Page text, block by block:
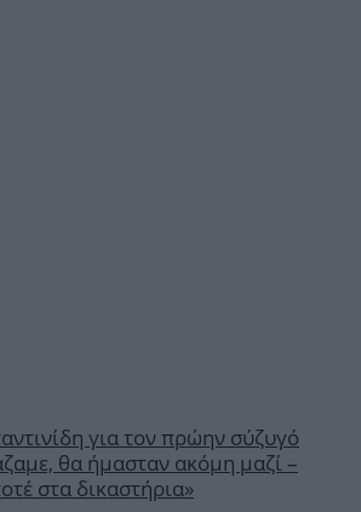
για τον πρώην σύζυγό
θα ήμασταν ακόμη μαζί –
στα δικαστήρια»